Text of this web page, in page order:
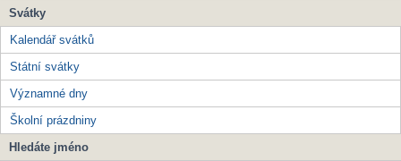
Svátky
Kalendář svátků
Státní svátky
Významné dny
Školní prázdniny
Hledáte jméno